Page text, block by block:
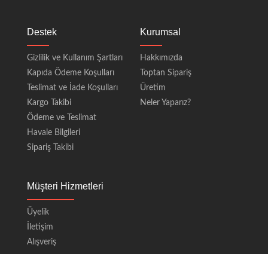
Destek
Gizlilik ve Kullanım Şartları
Kapıda Ödeme Koşulları
Teslimat ve İade Koşulları
Kargo Takibi
Ödeme ve Teslimat
Havale Bilgileri
Sipariş Takibi
Kurumsal
Hakkımızda
Toptan Sipariş
Üretim
Neler Yaparız?
Müşteri Hizmetleri
Üyelik
İletişim
Alışveriş